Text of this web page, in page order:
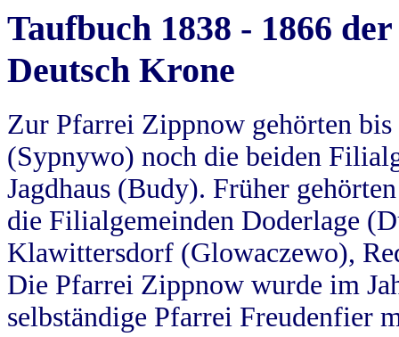
Taufbuch 1838 - 1866
Deutsch Krone
Zur Pfarrei Zippnow gehörten
(Sypnywo) noch die beiden
Jagdhaus (Budy). Früher
die Filialgemeinden Doderlage
Klawittersdorf (Glowaczewo),
Die Pfarrei Zippnow wurde im
selbständige Pfarrei Freudenfier